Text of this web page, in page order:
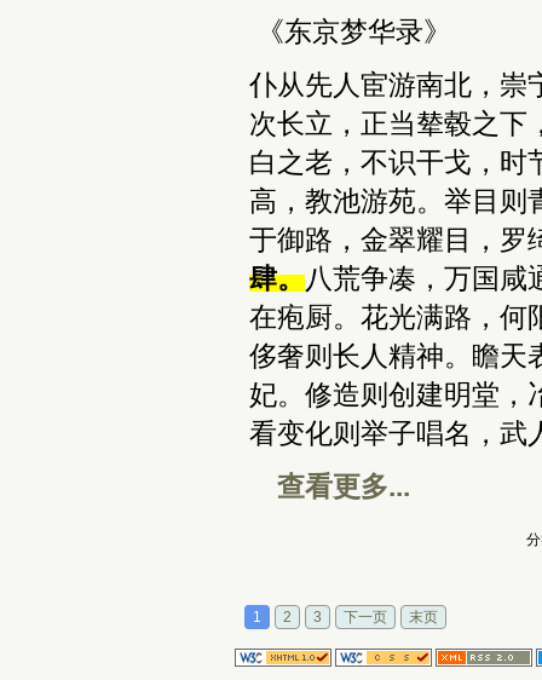
《东京梦华录》
仆从先人宦游南北，崇
次长立，正当辇毂之下
白之老，不识干戈，时
高，教池游苑。举目则
于御路，金翠耀目，罗
肆。八荒争凑，万国咸
在疱厨。花光满路，何
侈奢则长人精神。瞻天
妃。修造则创建明堂，
看变化则举子唱名，武
查看更多...
1 2 3 下一页 末页